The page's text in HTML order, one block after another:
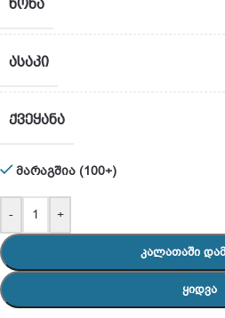
ᲬᲝᲜᲐ
ᲐᲡᲐᲙᲘ
ᲥᲕᲔᲧᲐᲜᲐ
მარაგშია (100+)
- +
ᲙᲐᲚᲐᲗᲐᲨᲘ
ᲧᲘᲓᲕᲐ